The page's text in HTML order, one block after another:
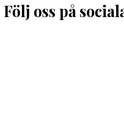
Följ oss på